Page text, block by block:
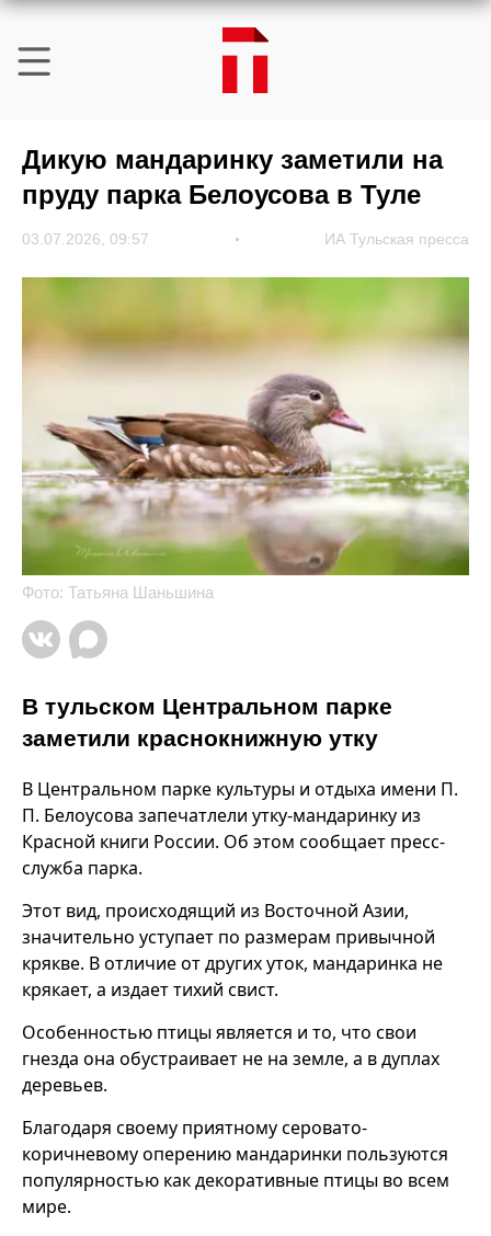
Дикую мандаринку заметили на
пруду парка Белоусова в Туле
03.07.2026, 09:57 ИА Тульская пресса
Фото: Татьяна Шаньшина
В тульском Центральном парке
заметили краснокнижную утку
В Центральном парке культуры и отдыха имени П.
П. Белоусова запечатлели утку-мандаринку из
Красной книги России. Об этом сообщает пресс-
служба парка.
Этот вид, происходящий из Восточной Азии,
значительно уступает по размерам привычной
крякве. В отличие от других уток, мандаринка не
крякает, а издает тихий свист.
Особенностью птицы является и то, что свои
гнезда она обустраивает не на земле, а в дуплах
деревьев.
Благодаря своему приятному серовато-
коричневому оперению мандаринки пользуются
популярностью как декоративные птицы во всем
мире.